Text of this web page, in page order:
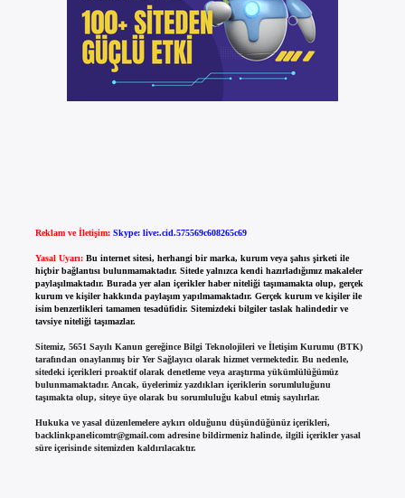
Reklam ve İletişim: Skype: live:.cid.575569c608265c69
Yasal Uyarı: Bu internet sitesi, herhangi bir marka, kurum veya şahıs şirketi ile
hiçbir bağlantısı bulunmamaktadır. Sitede yalnızca kendi hazırladığımız makaleler
paylaşılmaktadır. Burada yer alan içerikler haber niteliği taşımamakta olup, gerçek
kurum ve kişiler hakkında paylaşım yapılmamaktadır. Gerçek kurum ve kişiler ile
isim benzerlikleri tamamen tesadüfidir. Sitemizdeki bilgiler taslak halindedir ve
tavsiye niteliği taşımazlar.
Sitemiz, 5651 Sayılı Kanun gereğince Bilgi Teknolojileri ve İletişim Kurumu (BTK)
tarafından onaylanmış bir Yer Sağlayıcı olarak hizmet vermektedir. Bu nedenle,
sitedeki içerikleri proaktif olarak denetleme veya araştırma yükümlülüğümüz
bulunmamaktadır. Ancak, üyelerimiz yazdıkları içeriklerin sorumluluğunu
taşımakta olup, siteye üye olarak bu sorumluluğu kabul etmiş sayılırlar.
Hukuka ve yasal düzenlemelere aykırı olduğunu düşündüğünüz içerikleri,
backlinkpanelicomtr@gmail.comadresine bildirmeniz halinde, ilgili içerikler yasal
süre içerisinde sitemizden kaldırılacaktır.